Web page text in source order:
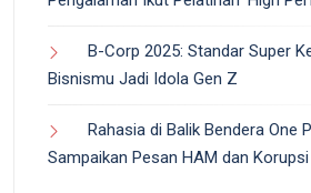
B-Corp 2025: Standar Super
Bisnismu Jadi Idola Gen Z
Rahasia di Balik Bendera One
Sampaikan Pesan HAM dan